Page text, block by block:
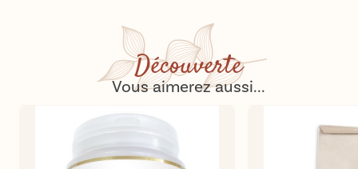
Découverte
Vous aimerez aussi...